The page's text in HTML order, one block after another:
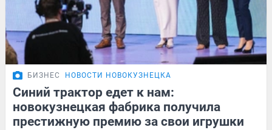
БИЗНЕС НОВОСТИ НОВОКУЗНЕЦКА
Синий трактор едет к нам:
новокузнецкая фабрика получила
престижную премию за свои игрушки